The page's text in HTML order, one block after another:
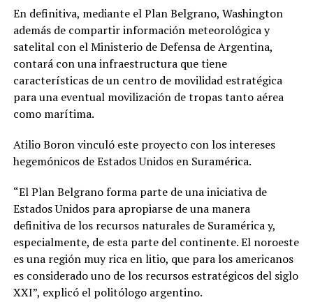
En definitiva, mediante el Plan Belgrano, Washington
además de compartir información meteorológica y
satelital con el Ministerio de Defensa de Argentina,
contará con una infraestructura que tiene
características de un centro de movilidad estratégica
para una eventual movilización de tropas tanto aérea
como marítima.
Atilio Boron vinculó este proyecto con los intereses
hegemónicos de Estados Unidos en Suramérica.
“El Plan Belgrano forma parte de una iniciativa de
Estados Unidos para apropiarse de una manera
definitiva de los recursos naturales de Suramérica y,
especialmente, de esta parte del continente. El noroeste
es una región muy rica en litio, que para los americanos
es considerado uno de los recursos estratégicos del siglo
XXI”, explicó el politólogo argentino.